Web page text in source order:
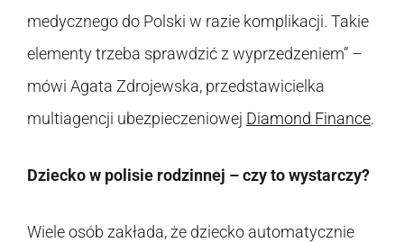
medycznego do Polski w razie komplikacji. Takie
elementy trzeba sprawdzić z wyprzedzeniem” –
mówi Agata Zdrojewska, przedstawicielka
multiagencji ubezpieczeniowej Diamond Finance.
Dziecko w polisie rodzinnej – czy to wystarczy?
Wiele osób zakłada, że dziecko automatycznie